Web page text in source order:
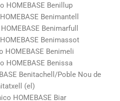
HOMEBASE Benillup
Benimantell
Benimarfull
Benimassot
HOMEBASE Benimeli
HOMEBASE Benissa
Benitachell/Poble Nou de
(el)
HOMEBASE Biar